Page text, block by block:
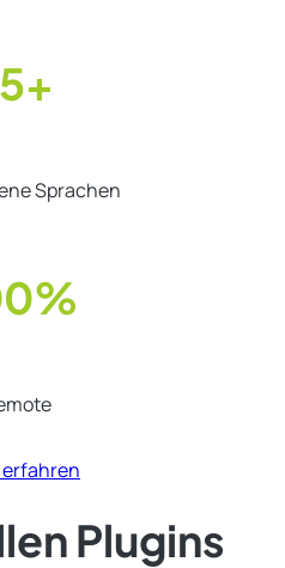
Sprachen
Plugins